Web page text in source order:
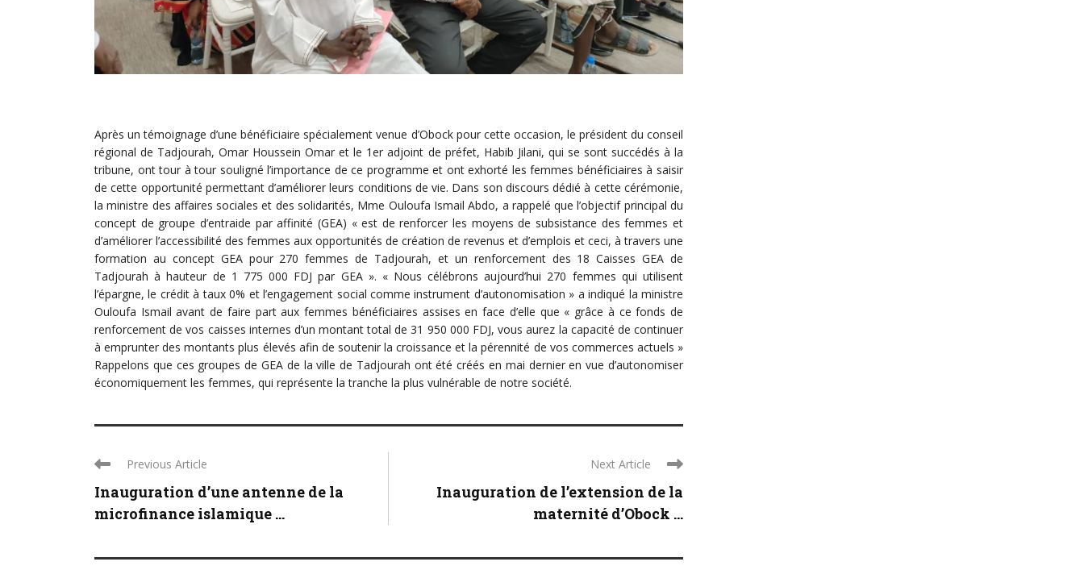
Après un témoignage d’une bénéficiaire spécialement venue d’Obock pour cette occasion, le président du conseil
régional de Tadjourah, Omar Houssein Omar et le 1er adjoint de préfet, Habib Jilani, qui se sont succédés à la
tribune, ont tour à tour souligné l’importance de ce programme et ont exhorté les femmes bénéficiaires à saisir
de cette opportunité permettant d’améliorer leurs conditions de vie. Dans son discours dédié à cette cérémonie,
la ministre des affaires sociales et des solidarités, Mme Ouloufa Ismail Abdo, a rappelé que l’objectif principal du
concept de groupe d’entraide par affinité (GEA) « est de renforcer les moyens de subsistance des femmes et
d’améliorer l’accessibilité des femmes aux opportunités de création de revenus et d’emplois et ceci, à travers une
formation au concept GEA pour 270 femmes de Tadjourah, et un renforcement des 18 Caisses GEA de
Tadjourah à hauteur de 1 775 000 FDJ par GEA ». « Nous célébrons aujourd’hui 270 femmes qui utilisent
l’épargne, le crédit à taux 0% et l’engagement social comme instrument d’autonomisation » a indiqué la ministre
Ouloufa Ismail avant de faire part aux femmes bénéficiaires assises en face d’elle que « grâce à ce fonds de
renforcement de vos caisses internes d’un montant total de 31 950 000 FDJ, vous aurez la capacité de continuer
à emprunter des montants plus élevés afin de soutenir la croissance et la pérennité de vos commerces actuels »
Rappelons que ces groupes de GEA de la ville de Tadjourah ont été créés en mai dernier en vue d’autonomiser
économiquement les femmes, qui représente la tranche la plus vulnérable de notre société.
Previous Article
Inauguration d’une antenne de la
microfinance islamique ...
Next Article
Inauguration de l’extension de la
maternité d’Obock ...